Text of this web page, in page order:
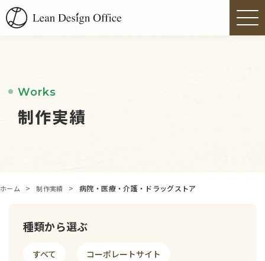
Works
制作実績
ホーム > 制作実績 > 病院・医療・介護・ドラッグストア
種類から選ぶ
すべて コーポレートサイト